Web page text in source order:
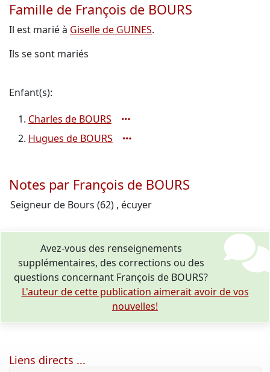
Famille de François de BOURS
Il est marié à Giselle de GUINES.
Ils se sont mariés
Enfant(s):
Charles de BOURS
Hugues de BOURS
Notes par François de BOURS
Seigneur de Bours (62) , écuyer
Avez-vous des renseignements
supplémentaires, des corrections ou des
questions concernant François de BOURS?
L'auteur de cette publication aimerait avoir de vos
nouvelles!
Liens directs ...